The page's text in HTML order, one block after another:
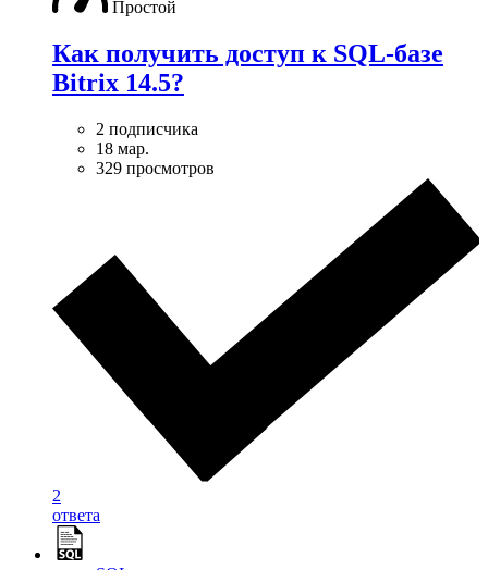
Простой
Как получить доступ к SQL-базе
Bitrix 14.5?
2 подписчика
18 мар.
329 просмотров
2
ответа